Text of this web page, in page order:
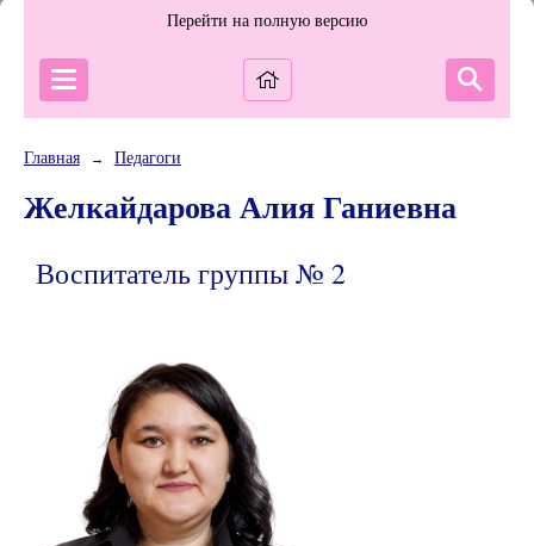
Перейти на полную версию
Главная → Педагоги
Желкайдарова Алия Ганиевна
Воспитатель группы № 2